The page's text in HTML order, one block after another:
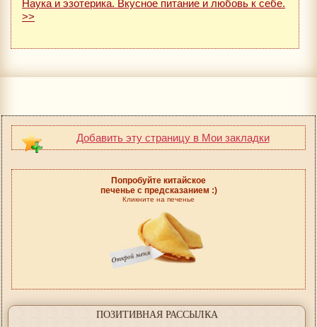
Наука и эзотерика. Вкусное питание и любовь к себе.
>>
Добавить эту страницу в Мои закладки
Попробуйте китайское
печенье с предсказанием :)
Кликните на печенье
ПОЗИТИВНАЯ РАССЫЛКА